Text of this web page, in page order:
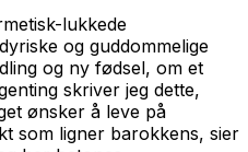
lukkede
og guddommelige
og ny fødsel, om et
skriver jeg dette,
ønsker å leve på
som ligner barokkens, sier